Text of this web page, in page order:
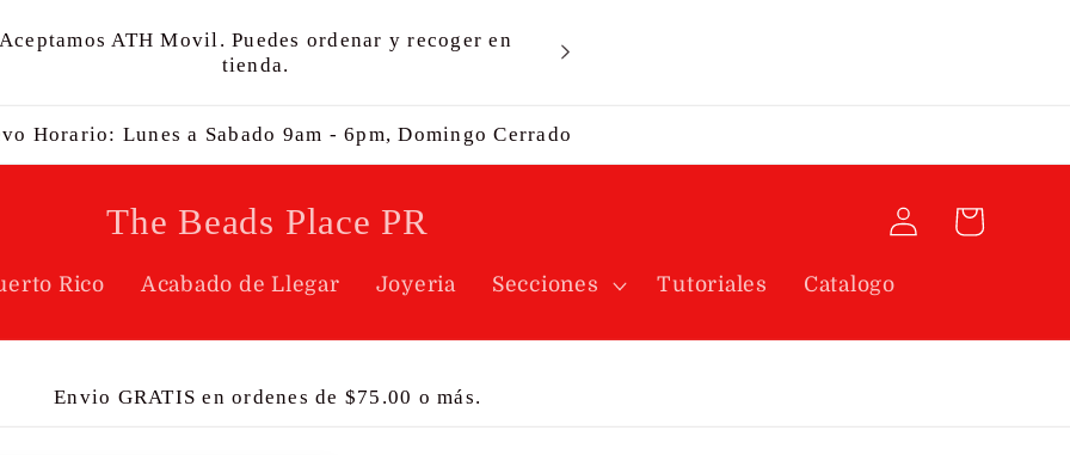
Aceptamos ATH Movil. Puedes ordenar y recoger en
tienda.
Horario: Lunes a Sabado 9am - 6pm, Domingo Cerrado
The Beads Place PR
Rico Acabado de Llegar Joyeria Secciones Tutoriales Catalogo
Iniciar
sesión
Carrito
Envio GRATIS en ordenes de $75.00 o más.